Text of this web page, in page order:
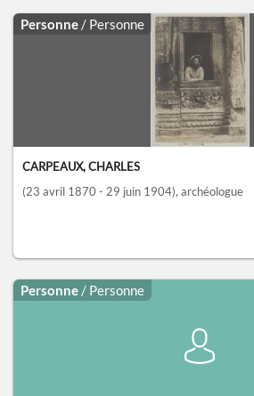
Personne / Personne
CARPEAUX, CHARLES
(23 avril 1870 - 29 juin 1904), archéologue
Personne / Personne